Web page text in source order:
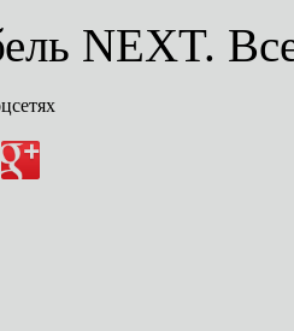
NEXT.